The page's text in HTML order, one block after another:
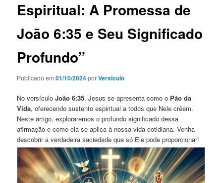
Espiritual: A Promessa de
João 6:35 e Seu Significado
Profundo”
Publicado em01/10/2024porVersiculo
No versículoJoão 6:35, Jesus se apresenta como o Pão da
Vida, oferecendo sustento espiritual a todos que Nele crêem.
Neste artigo, exploraremos o profundo significado dessa
afirmação e como ela se aplica à nossa vida cotidiana. Venha
descobrir a verdadeira saciedade que só Ele pode proporcionar!